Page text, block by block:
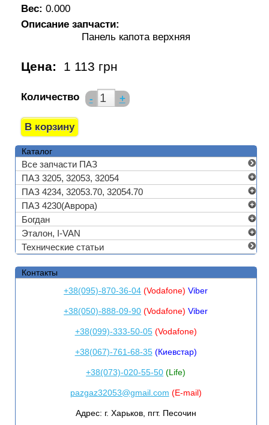
Вес: 0.000
Описание запчасти:
Панель капота верхняя
Цена: 1 113 грн
Количество - +
Каталог
Все запчасти ПАЗ
ПАЗ 3205, 32053, 32054
ПАЗ 4234, 32053.70, 32054.70
ПАЗ 4230(Аврора)
Богдан
Эталон, I-VAN
Технические статьи
Контакты
+38(095)-870-36-04 (Vodafone)Viber
+38(050)-888-09-90 (Vodafone)Viber
+38(099)-333-50-05(Vodafone)
+38(067)-761-68-35(Киевстар)
+38(073)-020-55-50 (Life)
pazgaz32053@gmail.com (E-mail)
Адрес: г. Харьков, пгт. Песочин